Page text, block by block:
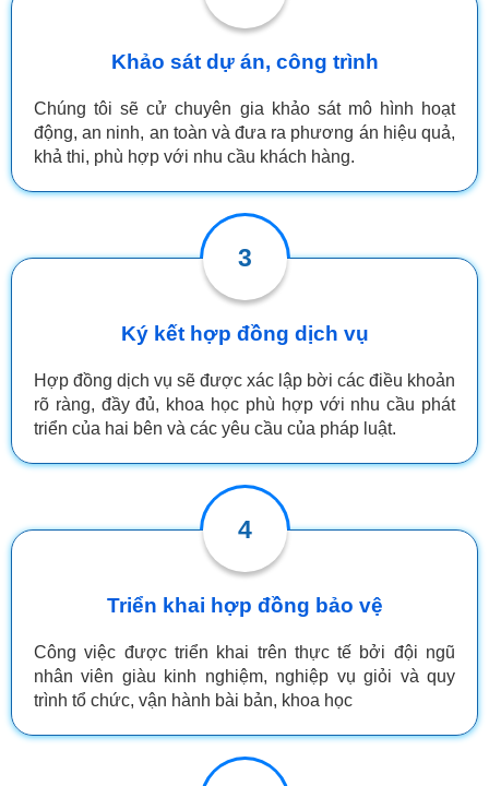
Khảo sát dự án, công trình
Chúng tôi sẽ cử chuyên gia khảo sát mô hình hoạt
động, an ninh, an toàn và đưa ra phương án hiệu quả,
khả thi, phù hợp với nhu cầu khách hàng.
3
Ký kết hợp đồng dịch vụ
Hợp đồng dịch vụ sẽ được xác lập bời các điều khoản
rõ ràng, đầy đủ, khoa học phù hợp với nhu cầu phát
triển của hai bên và các yêu cầu của pháp luật.
4
Triển khai hợp đồng bảo vệ
Công việc được triển khai trên thực tế bởi đội ngũ
nhân viên giàu kinh nghiệm, nghiệp vụ giỏi và quy
trình tổ chức, vận hành bài bản, khoa học